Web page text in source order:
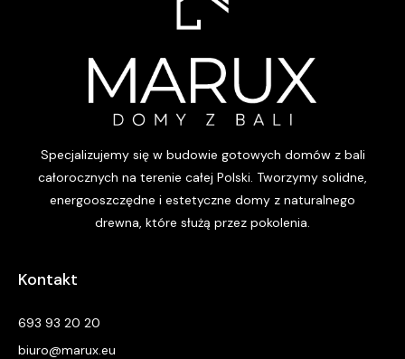
Specjalizujemy się w budowie gotowych domów z bali
całorocznych na terenie całej Polski. Tworzymy solidne,
energooszczędne i estetyczne domy z naturalnego
drewna, które służą przez pokolenia.
Kontakt
693 93 20 20
biuro@marux.eu